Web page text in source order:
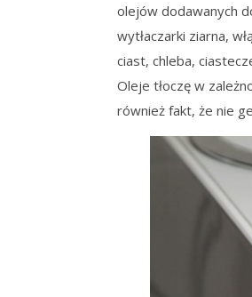
olejów dodawanych
wytłaczarki ziarna,
ciast, chleba,
Oleje tłoczę w
również fakt, że nie